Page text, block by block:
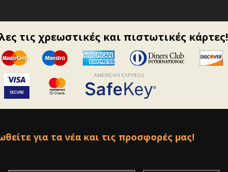
τις χρεωστικές και πιστωτικές κάρτες!
για τα νέα και τις προσφορές μας!